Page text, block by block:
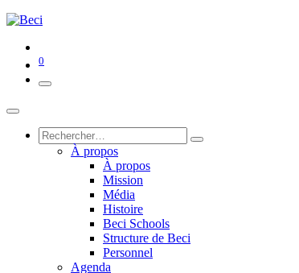
0
À propos
À propos
Mission
Média
Histoire
Beci Schools
Structure de Beci
Personnel
Agenda